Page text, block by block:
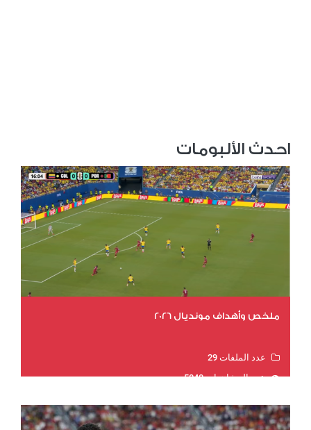
احدث الألبومات
ملخص وأهداف مونديال 2026
عدد الملفات 29
عدد المشاهدات 5040